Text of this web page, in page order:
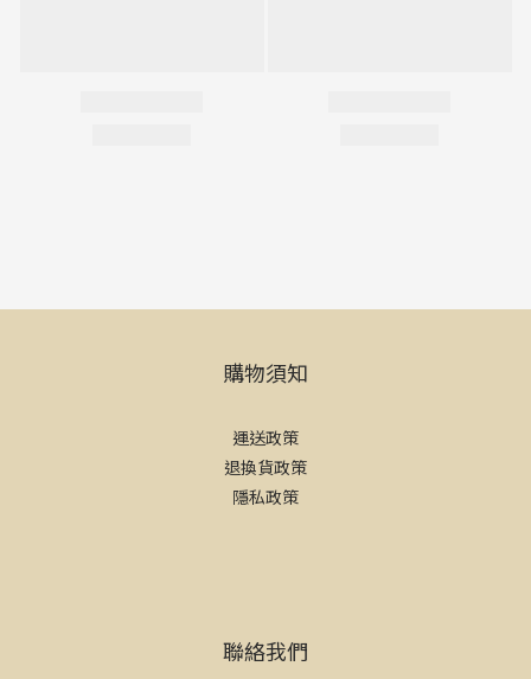
購物須知
運送政策
退換貨政策
隱私政策
聯絡我們